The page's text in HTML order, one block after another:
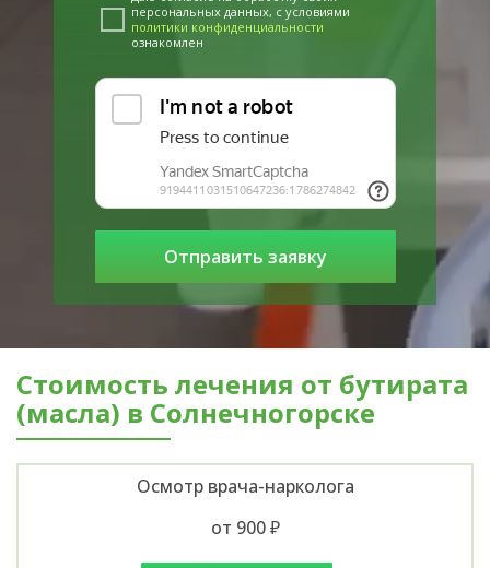
персональных данных, с условиями
политики конфиденциальности
ознакомлен
Стоимость лечения от бутирата
(масла) в Солнечногорске
Осмотр врача-нарколога
от 900 ₽